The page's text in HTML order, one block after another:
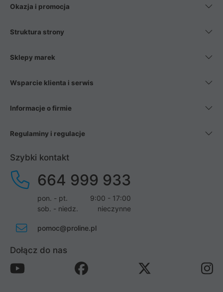
Okazja i promocja
Struktura strony
Sklepy marek
Wsparcie klienta i serwis
Informacje o firmie
Regulaminy i regulacje
Szybki kontakt
664 999 933
pon. - pt.
9:00 - 17:00
sob. - niedz.
nieczynne
pomoc@proline.pl
Dołącz do nas